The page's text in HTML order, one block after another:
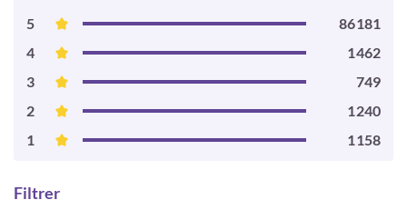
5
86181
4
1462
3
749
2
1240
1
1158
Filtrer